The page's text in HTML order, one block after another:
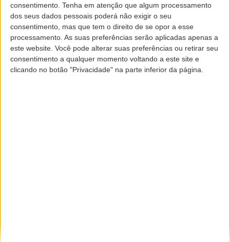
consentimento. Tenha em atenção que algum processamento
dos seus dados pessoais poderá não exigir o seu
consentimento, mas que tem o direito de se opor a esse
processamento. As suas preferências serão aplicadas apenas a
este website. Você pode alterar suas preferências ou retirar seu
consentimento a qualquer momento voltando a este site e
clicando no botão "Privacidade" na parte inferior da página.
Revista de Bordo
Cibersegurança
ISIN: PTSAODOM0007